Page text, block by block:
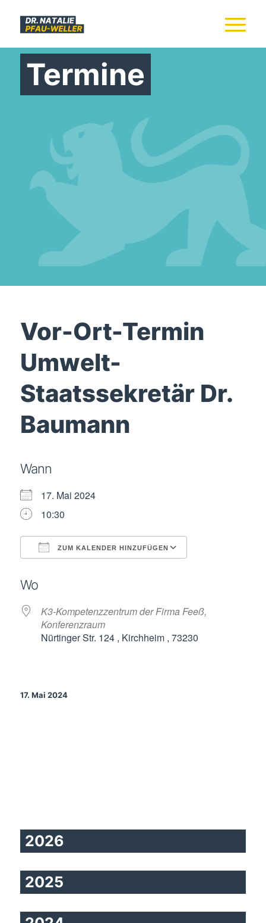
Termine
Vor-Ort-Termin
Umwelt-
Staatssekretär Dr.
Baumann
Wann
17. Mai 2024
10:30
ZUM KALENDER HINZUFÜGEN
Wo
K3-Kompetenzzentrum der Firma Feeß,
Konferenzraum
Nürtinger Str. 124 , Kirchheim , 73230
17. Mai 2024
2026
2025